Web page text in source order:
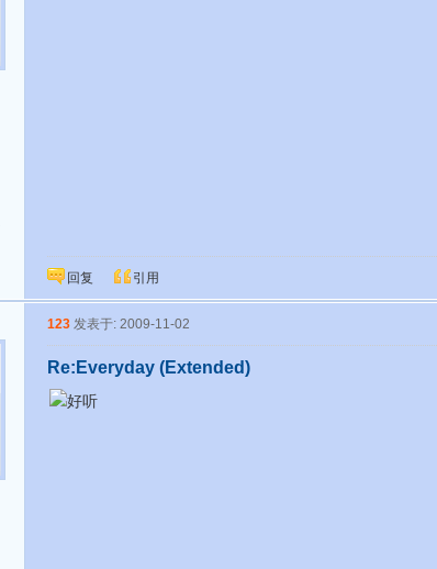
回复 引用
123 发表于: 2009-11-02
Re:Everyday (Extended)
好听